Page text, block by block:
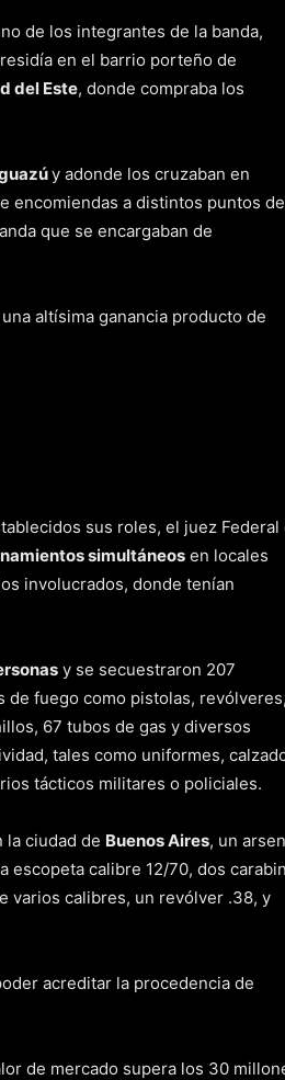
de los integrantes de la banda,
en el barrio porteño de
del Este, donde compraba los
y adonde los cruzaban en
encomiendas a distintos puntos
que se encargaban de
altísima ganancia producto de
sus roles, el juez Federal
simultáneos en locales
involucrados, donde tenían
y se secuestraron 207
de fuego como pistolas, revólveres,
67 tubos de gas y diversos
tales como uniformes,
tácticos militares o policiales.
la ciudad de Buenos Aires, un
escopeta calibre 12/70, dos
varios calibres, un revólver .38, y
acreditar la procedencia de
de mercado supera los 30